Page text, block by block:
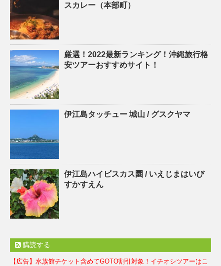
スカレー（本部町）
厳選！2022最新ランキング！沖縄旅行格
安ツアーおすすめサイト！
伊江島タッチュー 城山 / グスクヤマ
伊江島ハイビスカス園 / いえじまはいび
すかすえん
購読する
【広告】水族館チケット含めてGOTO割引対象！イチオシツアーはこ